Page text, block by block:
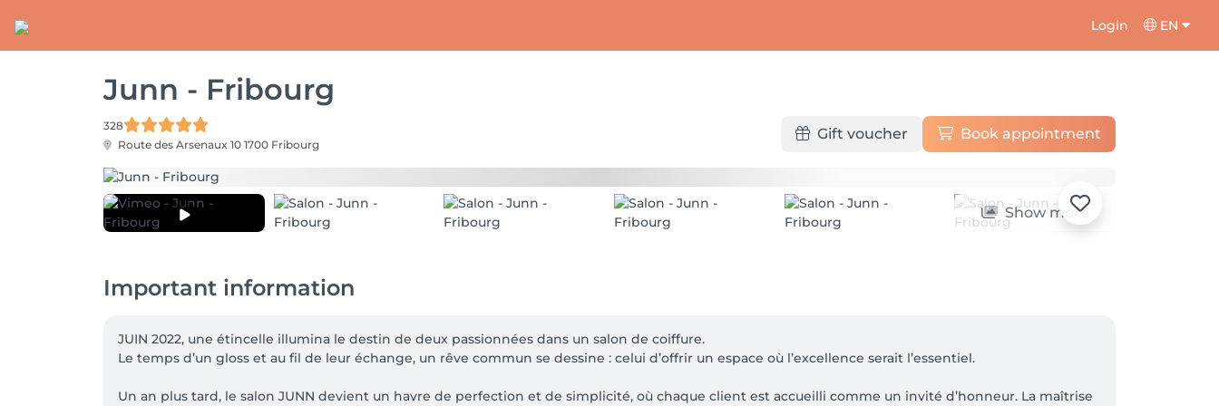
Login EN
Junn - Fribourg
328
Route des Arsenaux 10 1700 Fribourg
Gift voucher Book appointment
Show more
Important information
JUIN 2022, une étincelle illumina le destin de deux passionnées dans un salon de coiffure.
Le temps d’un gloss et au fil de leur échange, un rêve commun se dessine : celui d’offrir un espace où l’excellence serait l’essentiel.
Un an plus tard, le salon JUNN devient un havre de perfection et de simplicité, où chaque client est accueilli comme un invité d’honneur. La maîtrise